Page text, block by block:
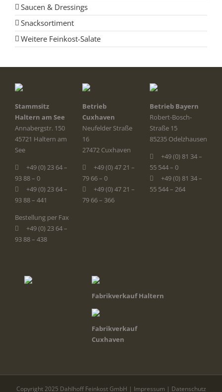
Saucen & Dressings
Snacksortiment
Weitere Feinkost-Salate
Stammsitz
Haltern am See
Annabergstr. 150
45721 Haltern am
See
+49 (0) 23 64 –
93 88 – 0
+49 (0) 23 64 –
93 88 – 441
Bestellung per Fax
+49 (0) 23 64 –
93 88 – 438
Betrieb
Cuxhaven
Neufelder Straße
16
27472 Cuxhaven
+49 (0) 47 21 –
79 66 – 0
+49 (0) 47 21 –
79 66 – 366
Betrieb Bayern
Robert-Bosch-
Straße 15
85235 Odelzhausen
+49 (0) 81 34 –
55 544 – 0
+49 (0) 81 34 –
55 544 – 264
Fabrikverkauf Haltern
Fabrikverkauf
Cuxhaven
Copyright 2025 Dahlhoff Feinkost GmbH | Impressum | Datenschutz